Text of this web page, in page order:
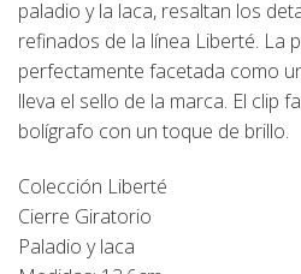
paladio y la laca, resaltan los
refinados de la línea Liberté. La
perfectamente facetada como
lleva el sello de la marca. El clip
bolígrafo con un toque de brillo.
Colección Liberté
Cierre Giratorio
Paladio y laca